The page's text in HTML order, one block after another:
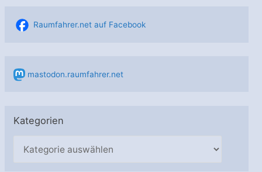
Raumfahrer.net auf Facebook
mastodon.raumfahrer.net
Kategorien